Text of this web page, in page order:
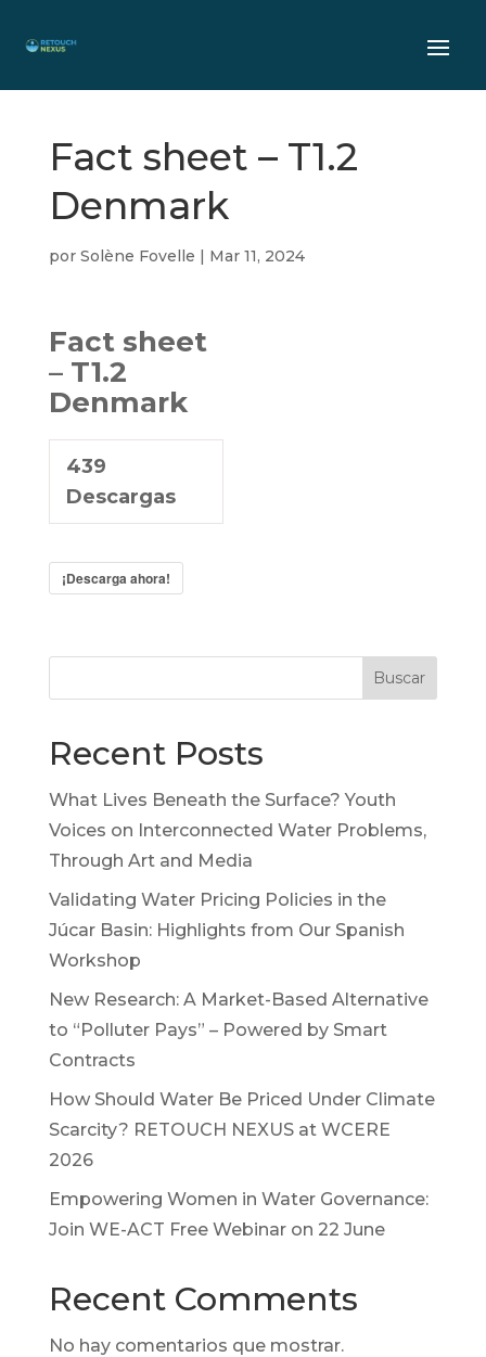
Fact sheet – T1.2
Denmark
por Solène Fovelle | Mar 11, 2024
Fact sheet
– T1.2
Denmark
439
Descargas
¡Descarga ahora!
Buscar
Recent Posts
What Lives Beneath the Surface? Youth
Voices on Interconnected Water Problems,
Through Art and Media
Validating Water Pricing Policies in the
Júcar Basin: Highlights from Our Spanish
Workshop
New Research: A Market-Based Alternative
to “Polluter Pays” – Powered by Smart
Contracts
How Should Water Be Priced Under Climate
Scarcity? RETOUCH NEXUS at WCERE
2026
Empowering Women in Water Governance:
Join WE-ACT Free Webinar on 22 June
Recent Comments
No hay comentarios que mostrar.